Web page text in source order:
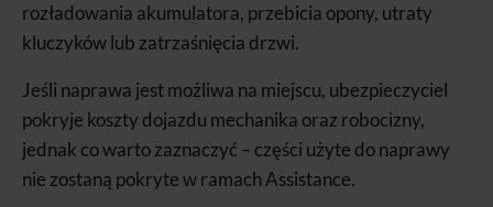
rozładowania akumulatora, przebicia opony, utraty
kluczyków lub zatrzaśnięcia drzwi.
Jeśli naprawa jest możliwa na miejscu, ubezpieczyciel
pokryje koszty dojazdu mechanika oraz robocizny,
jednak co warto zaznaczyć – części użyte do naprawy
nie zostaną pokryte w ramach Assistance.